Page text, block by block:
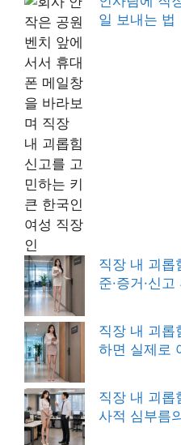
일 보내는 법
직장 내 괴롭
준·증거·신
직장 내 괴롭
하면 실제로
직장 내 괴롭
사적 심부름